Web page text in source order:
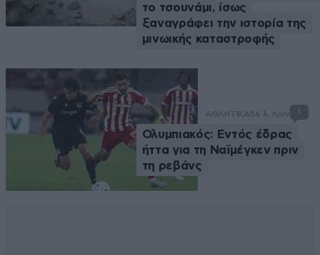
το τσουνάμι, ίσως
ξαναγράφει την ιστορία της
μινωικής καταστροφής
ΑΘΛΗΤΙΚΑ56 λ. πριν
Ολυμπιακός: Εντός έδρας
ήττα για τη Ναϊμέγκεν πριν
τη ρεβάνς